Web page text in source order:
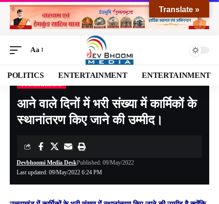
Aa
POLITICS ENTERTAINMENT ENTERTAINMENT
Devbhoomi Media>Blog> NATIONAL >UTTARAKHAND>आने वाले दिनों में भरी संख्या में कार्मिकों के स्थानांतरण किए जाने की उम्मीद।
आने वाले दिनों में भरी संख्या में कार्मिकों के
स्थानांतरण किए जाने की उम्मीद।
Last updated: 09/May/2022 6:24 PM
Devbhoomi Media DeskPublished: 09/May/2022
Translate »